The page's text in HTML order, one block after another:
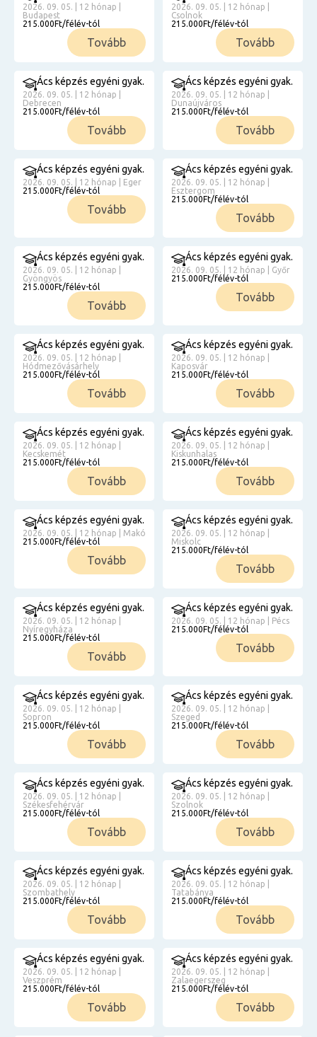
2026. 09. 05. | 12 hónap |
Budapest
215.000Ft/félév-tól
Tovább
2026. 09. 05. | 12 hónap |
Csolnok
215.000Ft/félév-tól
Tovább
Ács képzés egyéni gyak.
2026. 09. 05. | 12 hónap |
Debrecen
215.000Ft/félév-tól
Tovább
Ács képzés egyéni gyak.
2026. 09. 05. | 12 hónap |
Dunaújváros
215.000Ft/félév-tól
Tovább
Ács képzés egyéni gyak.
2026. 09. 05. | 12 hónap | Eger
215.000Ft/félév-tól
Tovább
Ács képzés egyéni gyak.
2026. 09. 05. | 12 hónap |
Esztergom
215.000Ft/félév-tól
Tovább
Ács képzés egyéni gyak.
2026. 09. 05. | 12 hónap |
Gyöngyös
215.000Ft/félév-tól
Tovább
Ács képzés egyéni gyak.
2026. 09. 05. | 12 hónap | Győr
215.000Ft/félév-tól
Tovább
Ács képzés egyéni gyak.
2026. 09. 05. | 12 hónap |
Hódmezővásárhely
215.000Ft/félév-tól
Tovább
Ács képzés egyéni gyak.
2026. 09. 05. | 12 hónap |
Kaposvár
215.000Ft/félév-tól
Tovább
Ács képzés egyéni gyak.
2026. 09. 05. | 12 hónap |
Kecskemét
215.000Ft/félév-tól
Tovább
Ács képzés egyéni gyak.
2026. 09. 05. | 12 hónap |
Kiskunhalas
215.000Ft/félév-tól
Tovább
Ács képzés egyéni gyak.
2026. 09. 05. | 12 hónap | Makó
215.000Ft/félév-tól
Tovább
Ács képzés egyéni gyak.
2026. 09. 05. | 12 hónap |
Miskolc
215.000Ft/félév-tól
Tovább
Ács képzés egyéni gyak.
2026. 09. 05. | 12 hónap |
Nyíregyháza
215.000Ft/félév-tól
Tovább
Ács képzés egyéni gyak.
2026. 09. 05. | 12 hónap | Pécs
215.000Ft/félév-tól
Tovább
Ács képzés egyéni gyak.
2026. 09. 05. | 12 hónap |
Sopron
215.000Ft/félév-tól
Tovább
Ács képzés egyéni gyak.
2026. 09. 05. | 12 hónap |
Szeged
215.000Ft/félév-tól
Tovább
Ács képzés egyéni gyak.
2026. 09. 05. | 12 hónap |
Székesfehérvár
215.000Ft/félév-tól
Tovább
Ács képzés egyéni gyak.
2026. 09. 05. | 12 hónap |
Szolnok
215.000Ft/félév-tól
Tovább
Ács képzés egyéni gyak.
2026. 09. 05. | 12 hónap |
Szombathely
215.000Ft/félév-tól
Tovább
Ács képzés egyéni gyak.
2026. 09. 05. | 12 hónap |
Tatabánya
215.000Ft/félév-tól
Tovább
Ács képzés egyéni gyak.
2026. 09. 05. | 12 hónap |
Veszprém
215.000Ft/félév-tól
Tovább
Ács képzés egyéni gyak.
2026. 09. 05. | 12 hónap |
Zalaegerszeg
215.000Ft/félév-tól
Tovább